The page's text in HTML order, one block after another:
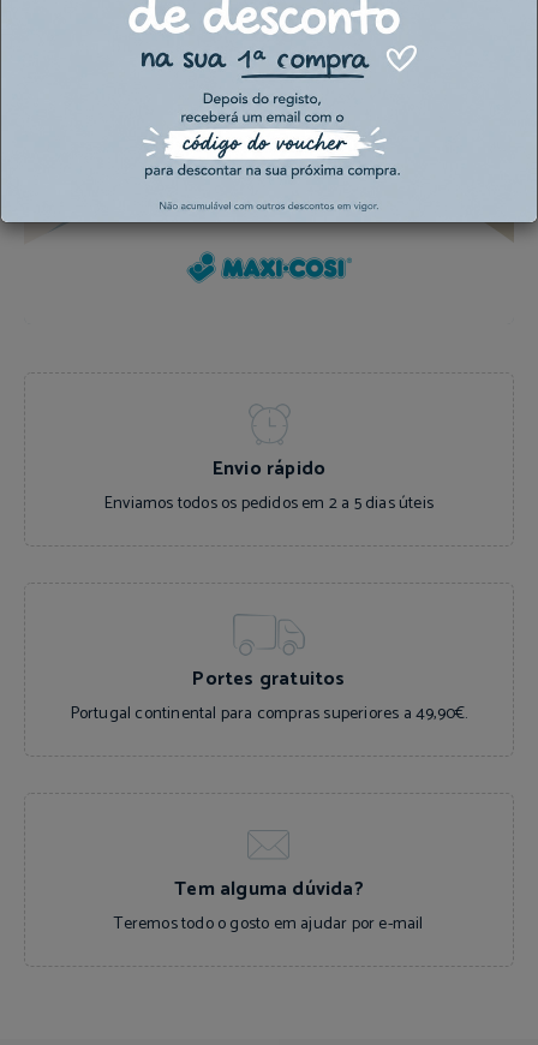
Envio rápido
Enviamos todos os pedidos em 2 a 5 dias úteis
Portes gratuitos
Portugal continental para compras superiores a 49,90€.
Tem alguma dúvida?
Teremos todo o gosto em ajudar pore-mail